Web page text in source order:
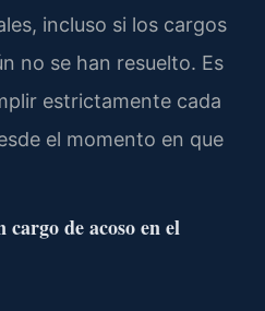
incluso si los cargos
no se han resuelto. Es
estrictamente cada
el momento en que
cargo de acoso en el